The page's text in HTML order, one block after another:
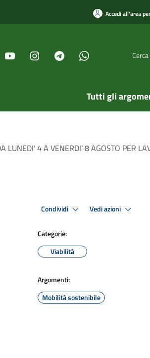
Accedi all'area
Cerca
Tutti gli
4 A VENERDI’ 8 AGOSTO PER
Condividi Vedi azioni
Categorie:
Viabilità
Argomenti:
Mobilità sostenibile